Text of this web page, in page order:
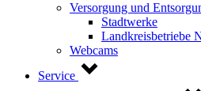
Versorgung und
Stadtwerke
Landkreisbetriebe
Webcams
Service